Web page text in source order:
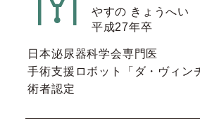
やすの きょうへい
平成27年卒
日本泌尿器科学会専門医
手術支援ロボット「ダ・ヴィン
術者認定